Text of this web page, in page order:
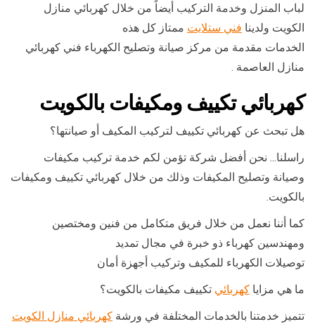
لباب المنزل وخدمة التركيب أيضاً من خلال كهربائي منازل
الكويت ولدينا فني ستلايت ممتاز كل هذه
الخدمات مقدمة من مركز صيانة وتصليح الكهرباء فني كهربائي
منازل العاصمة .
كهربائي تكييف ومكيفات بالكويت
هل تبحث عن كهربائي تكييف لتركيب المكيف أو صيانتها؟
راسلنا… نحن أفضل شركة تؤمن لكم خدمة تركيب مكيفات
وصيانة وتصليح المكيفات وذلك من خلال كهربائي تكييف ومكيفات
بالكويت.
كما أننا نعمل من خلال فريق متكامل من فنين ومختصين
ومهندسين كهرباء ذو خبرة في مجال تمديد
توصيلات الكهرباء للمكيف وتركيب أجهزة أمان
ما هي مزايا كهربائي تكييف مكيفات بالكويت؟
تتميز خدمتنا بالخدمات المختلفة في ورشة كهربائي منازل الكويت